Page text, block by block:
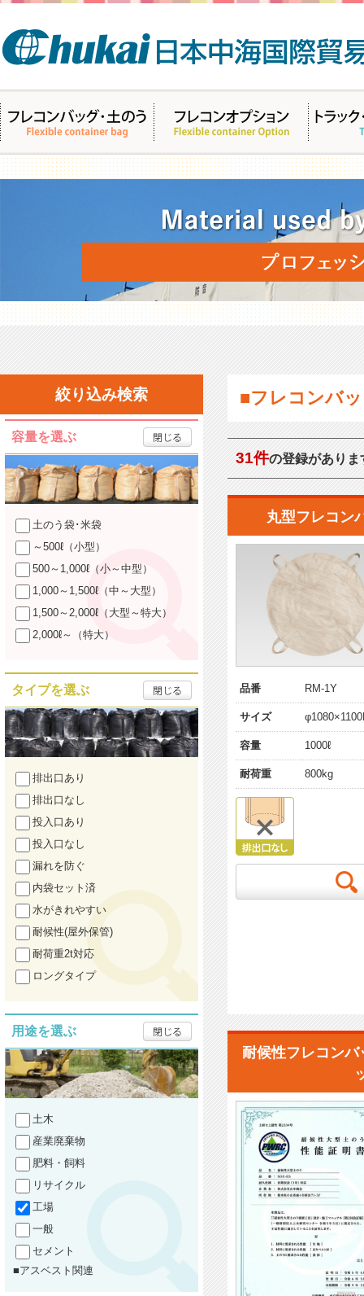
絞り込み検索
容量を選ぶ
土のう袋･米袋
～500ℓ（小型）
500～1,000ℓ（小～中型）
1,000～1,500ℓ（中～大型）
1,500～2,000ℓ（大型～特大）
2,000ℓ～（特大）
タイプを選ぶ
排出口あり
排出口なし
投入口あり
投入口なし
漏れを防ぐ
内袋セット済
水がきれやすい
耐候性(屋外保管)
耐荷重2t対応
ロングタイプ
用途を選ぶ
土木
産業廃棄物
肥料・飼料
リサイクル
工場
一般
セメント
■アスベスト関連
■フレコンバ
31件の登録がありま
丸型フレコン
品番 RM-1Y
サイズ
容量 1000ℓ
耐荷重 800kg
耐候性フレコン